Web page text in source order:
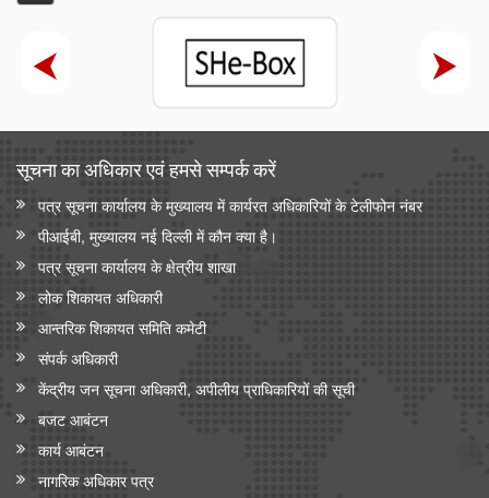
सूचना का अधिकार एवं हमसे सम्‍पर्क करें
पत्र सूचना कार्यालय के मुख्यालय में कार्यरत अधिकारियों के टेलीफोन नंबर
पीआईबी, मुख्यालय नई दिल्ली में कौन क्या है।
पत्र सूचना कार्यालय के क्षेत्रीय शाखा
लोक शिकायत अधिकारी
आन्‍तरिक शिकायत समिति कमेटी
संपर्क अधिकारी
केंद्रीय जन सूचना अधिकारी, अपीलीय प्राधिकारियों की सूची
बजट आबंटन
कार्य आबंटन
नागरिक अधिकार पत्र